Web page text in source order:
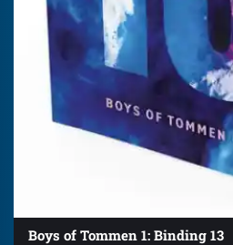
Boys of Tommen 1: Binding 13